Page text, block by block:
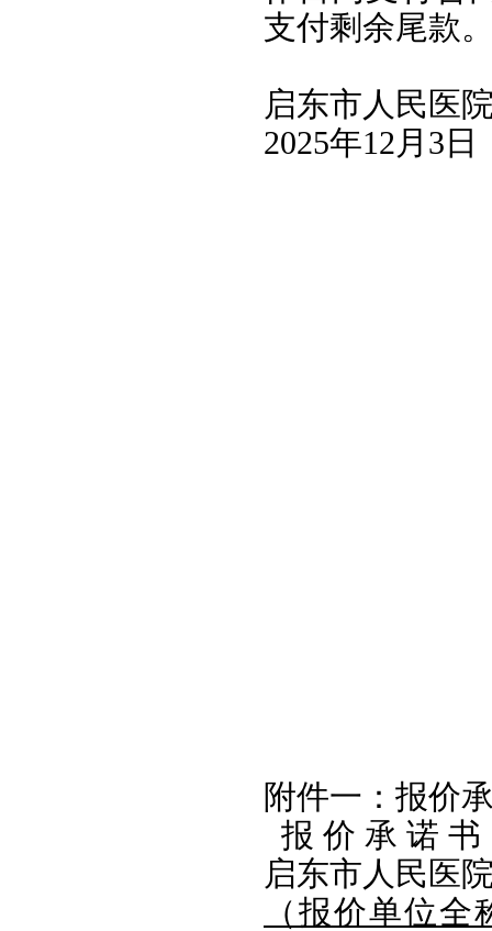
支付剩余尾款
启东市人民医
2025年12月3日
附件一：报价
报 价 承 诺 书
启东市人民医
（报价单位全